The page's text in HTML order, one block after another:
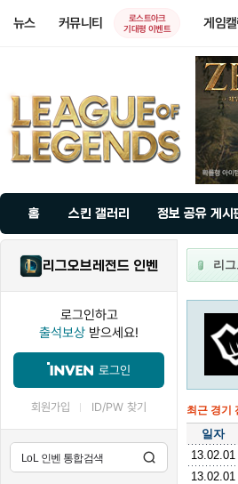
뉴스 커뮤니티
로스트아크
기대평 이벤트
게임
홈 스킨 갤러리 정보 공유 게시
리그오브레전드 인벤
로그인하고
출석보상 받으세요!
로그인
회원가입 ID/PW 찾기
리
최근 경기
일자
13.02.01
13.02.01